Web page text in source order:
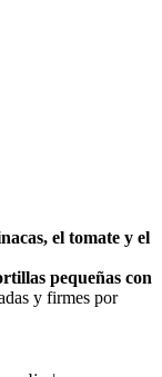
el tomate y el
pequeñas con
y firmes por